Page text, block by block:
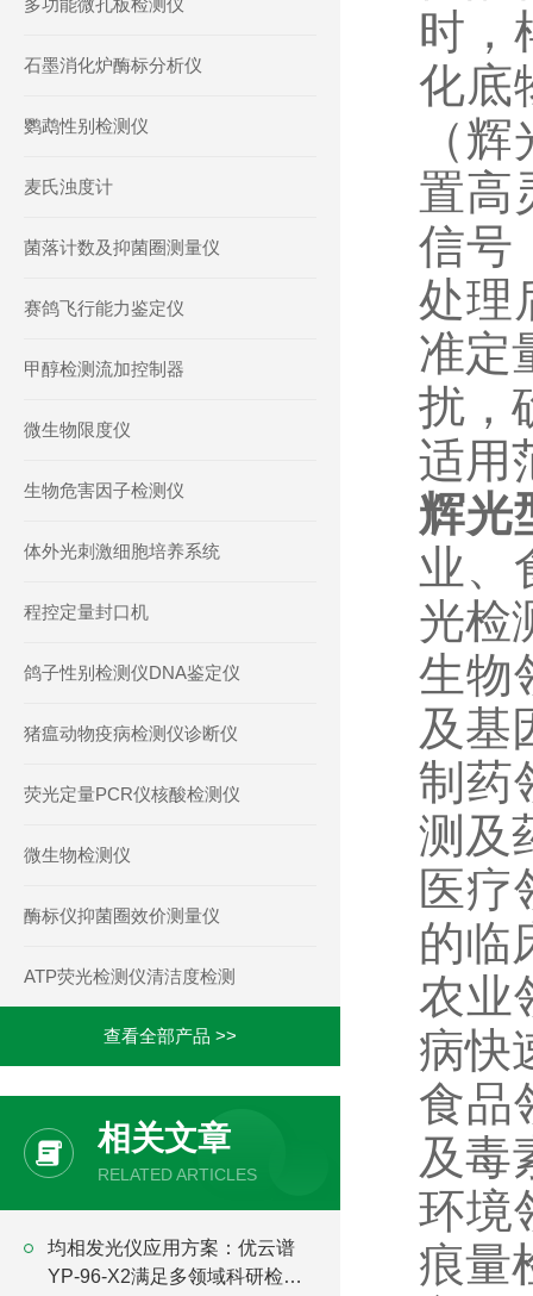
时，
化底
（
置高
信号
处理
准定
扰，
适用
辉光
业、
光检
生物
及基
制药
测及
医疗
的临
农业
病快
食品
及毒
环境
痕量
多功能微孔板检测仪
石墨消化炉酶标分析仪
鹦鹉性别检测仪
麦氏浊度计
菌落计数及抑菌圈测量仪
赛鸽飞行能力鉴定仪
甲醇检测流加控制器
微生物限度仪
生物危害因子检测仪
体外光刺激细胞培养系统
程控定量封口机
鸽子性别检测仪DNA鉴定仪
猪瘟动物疫病检测仪诊断仪
荧光定量PCR仪核酸检测仪
微生物检测仪
酶标仪抑菌圈效价测量仪
ATP荧光检测仪清洁度检测
查看全部产品 >>
相关文章
RELATED ARTICLES
均相发光仪应用方案：优云谱
YP-96-X2满足多领域科研检测